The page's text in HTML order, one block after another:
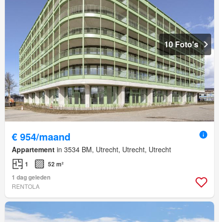
10 Foto's
€ 954/maand
Appartement in 3534 BM, Utrecht, Utrecht, Utrecht
1
52 m²
1 dag geleden
RENTOLA